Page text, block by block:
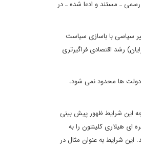
ـ مستند و ادعا شده ـ در
سیاسی با باسازی سیاست
رشد اقتصادی فراگیرتری
دولت ها محدود نمی شود،
این شرایط ظهور پیش بینی
هیلاری کلینتون را به
شرایط به عنوان مثال در